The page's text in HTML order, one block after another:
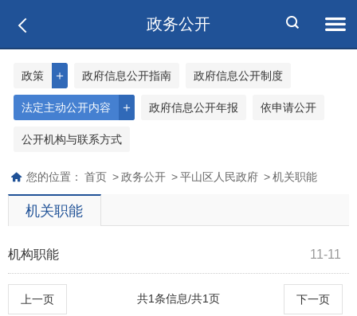
政务公开
＋
政策 政府信息公开指南 政府信息公开制度
＋
法定主动公开内容 政府信息公开年报 依申请公开
公开机构与联系方式
您的位置： 首页 > 政务公开 > 平山区人民政府 > 机关职能
机关职能
11-11
机构职能
上一页 下一页
共1条信息/共1页